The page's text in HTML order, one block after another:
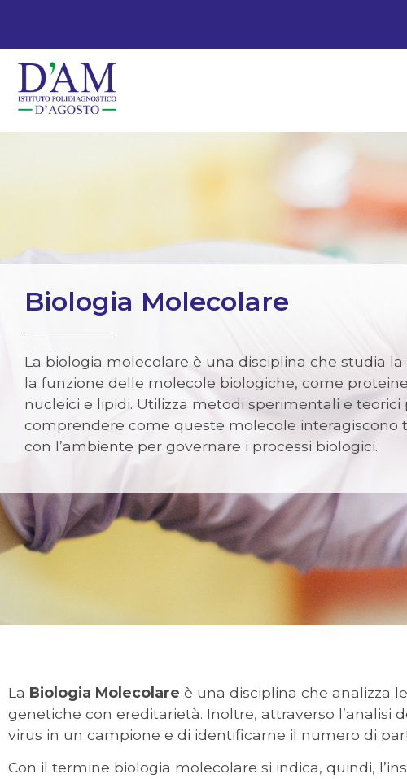
Biologia Molecolare
La biologia molecolare è una disciplina che studia
la funzione delle molecole biologiche, come
nucleici e lipidi. Utilizza metodi sperimentali e teorici
comprendere come queste molecole interagiscono
con l’ambiente per governare i processi biologici.
La Biologia Molecolare è una disciplina che analizza
genetiche con ereditarietà. Inoltre, attraverso l’analisi
virus in un campione e di identificarne il numero di
Con il termine biologia molecolare si indica, quindi,